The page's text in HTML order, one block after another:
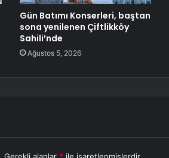
Gün Batımı Konserleri, baştan
sona yenilenen Çiftlikköy
Sahili’nde
Ağustos 5, 2026